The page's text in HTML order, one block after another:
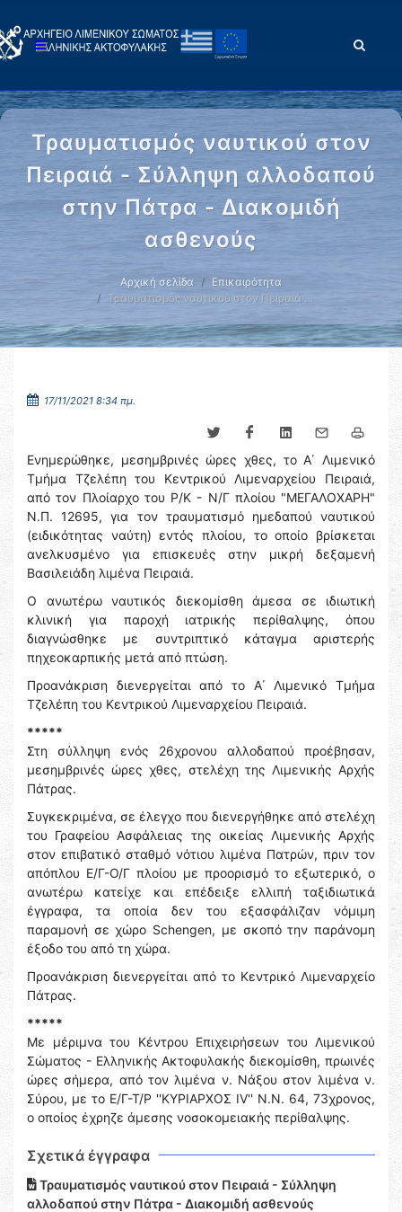
Τραυματισμός ναυτικού στον
Πειραιά - Σύλληψη αλλοδαπού
στην Πάτρα - Διακομιδή
ασθενούς
Αρχική σελίδα
Επικαιρότητα
Τραυματισμός ναυτικού στον Πειραιά …
17/11/2021 8:34 πμ.
Ενημερώθηκε, μεσημβρινές ώρες χθες, το Α΄ Λιμενικό
Τμήμα Τζελέπη του Κεντρικού Λιμεναρχείου Πειραιά,
από τον Πλοίαρχο του Ρ/Κ - Ν/Γ πλοίου "ΜΕΓΑΛΟΧΑΡΗ"
Ν.Π. 12695, για τον τραυματισμό ημεδαπού ναυτικού
(ειδικότητας ναύτη) εντός πλοίου, το οποίο βρίσκεται
ανελκυσμένο για επισκευές στην μικρή δεξαμενή
Βασιλειάδη λιμένα Πειραιά.
Ο ανωτέρω ναυτικός διεκομίσθη άμεσα σε ιδιωτική
κλινική για παροχή ιατρικής περίθαλψης, όπου
διαγνώσθηκε με συντριπτικό κάταγμα αριστερής
πηχεοκαρπικής μετά από πτώση.
Προανάκριση διενεργείται από το Α΄ Λιμενικό Τμήμα
Τζελέπη του Κεντρικού Λιμεναρχείου Πειραιά.
*****
Στη σύλληψη ενός 26χρονου αλλοδαπού προέβησαν,
μεσημβρινές ώρες χθες, στελέχη της Λιμενικής Αρχής
Πάτρας.
Συγκεκριμένα, σε έλεγχο που διενεργήθηκε από στελέχη
του Γραφείου Ασφάλειας της οικείας Λιμενικής Αρχής
στον επιβατικό σταθμό νότιου λιμένα Πατρών, πριν τον
απόπλου Ε/Γ-Ο/Γ πλοίου με προορισμό το εξωτερικό, ο
ανωτέρω κατείχε και επέδειξε ελλιπή ταξιδιωτικά
έγγραφα, τα οποία δεν του εξασφάλιζαν νόμιμη
παραμονή σε χώρο Schengen, με σκοπό την παράνομη
έξοδο του από τη χώρα.
Προανάκριση διενεργείται από το Κεντρικό Λιμεναρχείο
Πάτρας.
*****
Με μέριμνα του Κέντρου Επιχειρήσεων του Λιμενικού
Σώματος - Ελληνικής Ακτοφυλακής διεκομίσθη, πρωινές
ώρες σήμερα, από τον λιμένα ν. Νάξου στον λιμένα ν.
Σύρου, με το Ε/Γ-Τ/Ρ ''ΚΥΡΙΑΡΧΟΣ IV'' Ν.N. 64, 73χρονος,
ο οποίος έχρηζε άμεσης νοσοκομειακής περίθαλψης.
Σχετικά έγγραφα
Τραυματισμός ναυτικού στον Πειραιά - Σύλληψη
αλλοδαπού στην Πάτρα - Διακομιδή ασθενούς